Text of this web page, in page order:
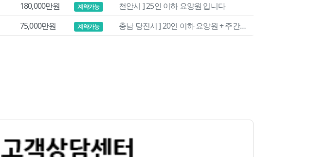
180,000만원 계약가능
천안시 ] 25인 이하 요양원 입니다
75,000만원 계약가능 충남 당진시 ] 20인 이하 요양원 + 주간보호 입니다